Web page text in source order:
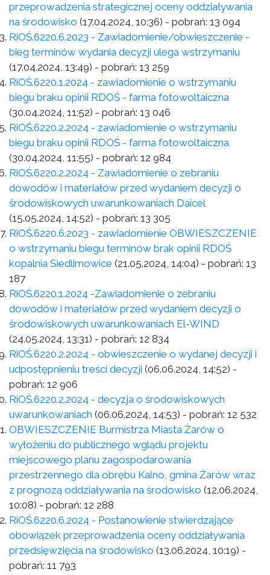
przeprowadzenia strategicznej oceny oddziaływania
na środowisko (17.04.2024, 10:36) - pobrań: 13 094
RiOŚ.6220.6.2023 - Zawiadomienie/obwieszczenie -
bieg terminów wydania decyzji ulega wstrzymaniu
(17.04.2024, 13:49) - pobrań: 13 259
RiOŚ.6220.1.2024 - zawiadomienie o wstrzymaniu
biegu braku opinii RDOŚ - farma fotowoltaiczna
(30.04.2024, 11:52) - pobrań: 13 046
RiOŚ.6220.2.2024 - zawiadomienie o wstrzymaniu
biegu braku opinii RDOŚ - farma fotowoltaiczna
(30.04.2024, 11:55) - pobrań: 12 984
RiOŚ.6220.2.2024 - Zawiadomienie o zebraniu
dowodów i materiałów przed wydaniem decyzji o
środowiskowych uwarunkowaniach Daicel
(15.05.2024, 14:52) - pobrań: 13 305
RiOŚ.6220.6.2023 - zawiadomienie OBWIESZCZENIE
o wstrzymaniu biegu terminów brak opinii RDOŚ
kopalnia Siedlimowice (21.05.2024, 14:04) - pobrań: 13
187
RiOŚ.6220.1.2024 -Zawiadomienie o zebraniu
dowodów i materiałów przed wydaniem decyzji o
środowiskowych uwarunkowaniach El-WIND
(24.05.2024, 13:31) - pobrań: 12 834
RiOŚ.6220.2.2024 - obwieszczenie o wydanej decyzji i
udpostępnieniu treści decyzji (06.06.2024, 14:52) -
pobrań: 12 906
RiOŚ.6220.2.2024 - decyzja o środowiskowych
uwarunkowaniach (06.06.2024, 14:53) - pobrań: 12 532
OBWIESZCZENIE Burmistrza Miasta Żarów o
wyłożeniu do publicznego wglądu projektu
miejscowego planu zagospodarowania
przestrzennego dla obrębu Kalno, gmina Żarów wraz
z prognozą oddziaływania na środowisko (12.06.2024,
10:08) - pobrań: 12 288
RiOŚ.6220.6.2024 - Postanowienie stwierdzające
obowiązek przeprowadzenia oceny oddziaływania
przedsięwzięcia na środowisko (13.06.2024, 10:19) -
pobrań: 11 793